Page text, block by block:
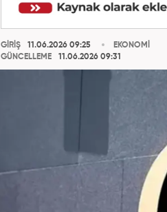
GİRİŞ
11.06.2026 09:25
GÜNCELLEME
11.06.2026 09:31
EKONOMİ